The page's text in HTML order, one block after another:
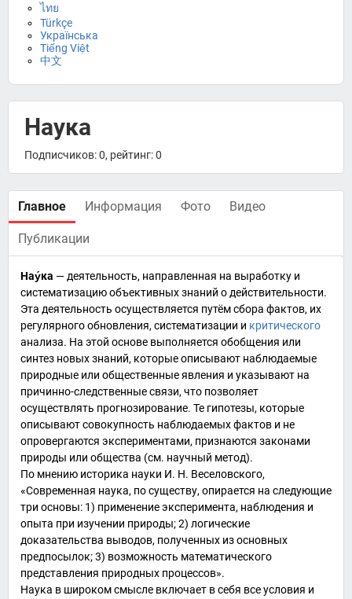
ไทย
Türkçe
Українська
Tiếng Việt
中文
Наука
Подписчиков: 0, рейтинг: 0
Главное Информация Фото Видео
Публикации
Нау́ка — деятельность, направленная на выработку и
систематизациюобъективныхзнаний о действительности.
Эта деятельность осуществляется путём сбора фактов, их
регулярного обновления, систематизации и критического
анализа. На этой основе выполняется обобщения или
синтез новых знаний, которые описывают наблюдаемые
природные или общественныеявления и указывают на
причинно-следственные связи, что позволяет
осуществлять прогнозирование. Те гипотезы, которые
описывают совокупность наблюдаемыхфактов и не
опровергаются экспериментами, признаются законами
природы или общества (см. научный метод).
По мнению историка науки И. Н. Веселовского,
«Современная наука, по существу, опирается на следующие
три основы: 1) применение эксперимента, наблюдения и
опыта при изучении природы; 2) логические
доказательства выводов, полученных из основных
предпосылок; 3) возможность математического
представления природных процессов».
Наука в широком смысле включает в себя все условия и